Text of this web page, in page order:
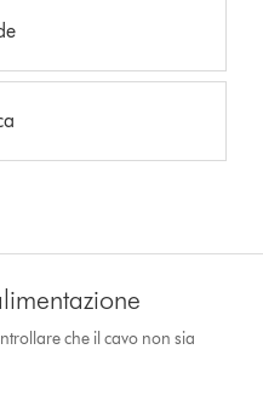
che il cavo non sia